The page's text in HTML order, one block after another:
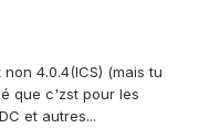
4.0.4(ICS) (mais tu
que c'zst pour les
et autres...